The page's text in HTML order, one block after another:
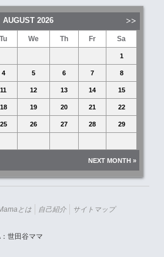
AUGUST 2026
Tu We Th Fr Sa
1
4 5 6 7 8
11 12 13 14 15
18 19 20 21 22
25 26 27 28 29
NEXT MONTH »
とは 自己紹介
サイトマップ
世田谷ママ